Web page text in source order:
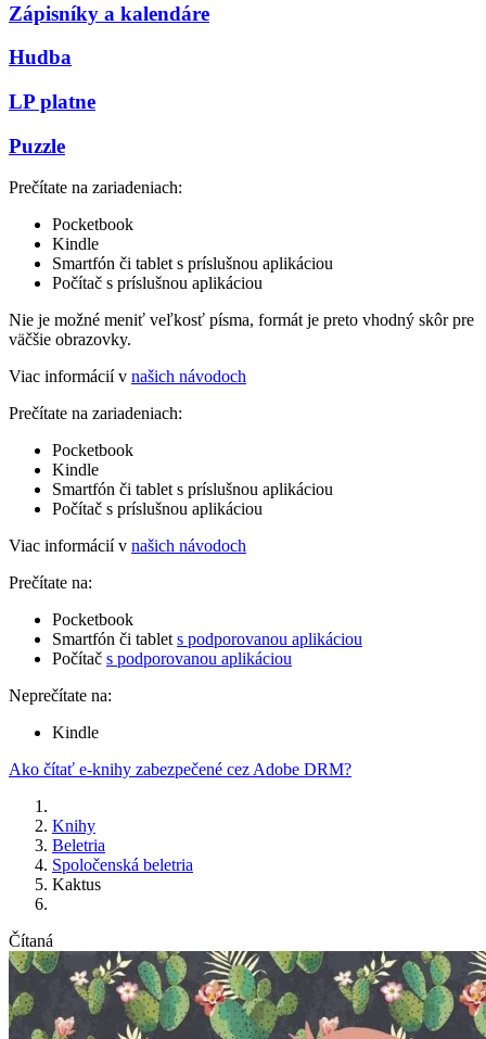
Zápisníky a kalendáre
Hudba
LP platne
Puzzle
Prečítate na zariadeniach:
Pocketbook
Kindle
Smartfón či tablet s príslušnou aplikáciou
Počítač s príslušnou aplikáciou
Nie je možné meniť veľkosť písma, formát je preto vhodný skôr pre
väčšie obrazovky.
Viac informácií v našich návodoch
Prečítate na zariadeniach:
Pocketbook
Kindle
Smartfón či tablet s príslušnou aplikáciou
Počítač s príslušnou aplikáciou
Viac informácií v našich návodoch
Prečítate na:
Pocketbook
Smartfón či tablet s podporovanou aplikáciou
Počítač s podporovanou aplikáciou
Neprečítate na:
Kindle
Ako čítať e-knihy zabezpečené cez Adobe DRM?
Knihy
Beletria
Spoločenská beletria
Kaktus
Čítaná